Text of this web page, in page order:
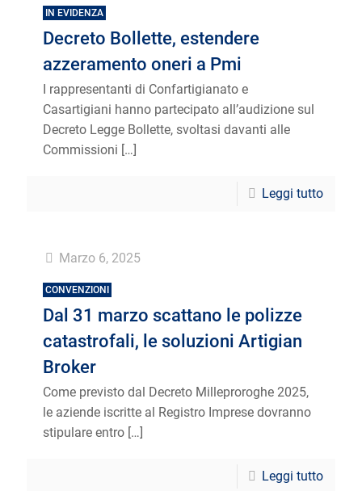
IN EVIDENZA
Decreto Bollette, estendere
azzeramento oneri a Pmi
I rappresentanti di Confartigianato e
Casartigiani hanno partecipato all’audizione sul
Decreto Legge Bollette, svoltasi davanti alle
Commissioni […]
Leggi tutto
Marzo 6, 2025
CONVENZIONI
Dal 31 marzo scattano le polizze
catastrofali, le soluzioni Artigian
Broker
Come previsto dal Decreto Milleproroghe 2025,
le aziende iscritte al Registro Imprese dovranno
stipulare entro […]
Leggi tutto